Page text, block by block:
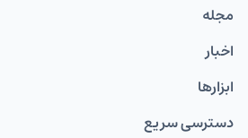
مجله
اخبار
ابزارها
دسترسی سریع